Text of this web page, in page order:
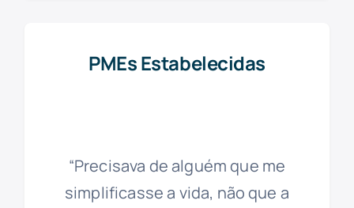
PMEs Estabelecidas
“Precisava de alguém que me
simplificasse a vida, não que a